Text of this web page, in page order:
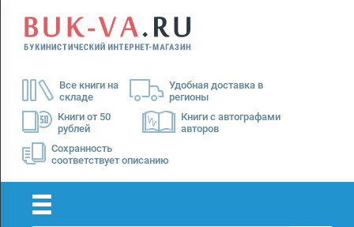
Все книги на
складе
Удобная доставка в
регионы
Книги от 50
рублей
Книги с автографами
авторов
Сохранность
соответствует описанию
Menu
Доставка
Оплата